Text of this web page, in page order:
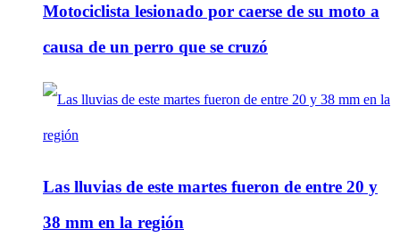
Motociclista lesionado por caerse de su moto a
causa de un perro que se cruzó
Las lluvias de este martes fueron de entre 20 y
38 mm en la región